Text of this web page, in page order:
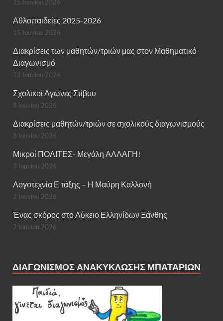
15 Ιουνίου 2026
Αθλοπαιδείες 2025-2026
15 Ιουνίου 2026
Διακρίσεις των μαθητών/τριών μας στον Μαθηματικό
Διαγωνισμό
12 Ιουνίου 2026
Σχολικοί Αγώνες Στίβου
8 Ιουνίου 2026
Διακρίσεις μαθητών/τριών σε σχολικούς διαγωνισμούς
8 Ιουνίου 2026
Μικροί ΠΟΛΙΤΕΣ- Μεγάλη ΑΛΛΑΓΗ!
3 Ιουνίου 2026
Λογοτεχνία Ε τάξης – Η Μαύρη Καλλονή
2 Ιουνίου 2026
Ένας σκόρος στο Λύκειο Ελληνίδων Ξάνθης
2 Ιουνίου 2026
ΔΙΑΓΩΝΙΣΜΌΣ ΑΝΑΚΎΚΛΩΣΗΣ ΜΠΑΤΑΡΙΏΝ